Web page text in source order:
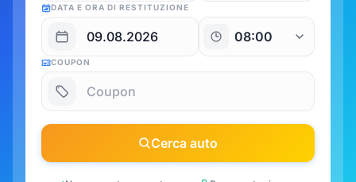
DATA E ORA DI RESTITUZIONE
COUPON
Cerca auto